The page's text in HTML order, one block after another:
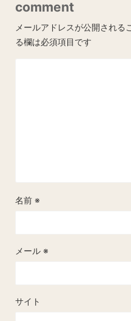
comment
メールアドレスが公開される
る欄は必須項目です
名前 ※
メール ※
サイト